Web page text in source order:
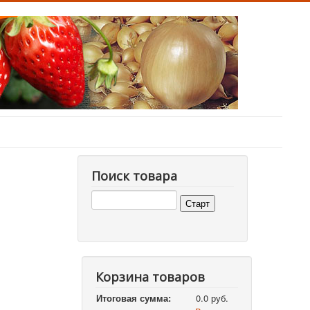
Поиск товара
Корзина товаров
Итоговая сумма:
0.0 руб.